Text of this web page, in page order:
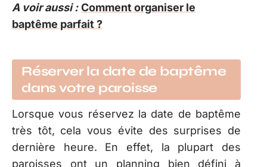
A voir aussi : Comment organiser le
baptême parfait ?
Réserver la date de baptême
dans votre paroisse
Lorsque vous réservez la date de baptême
très tôt, cela vous évite des surprises de
dernière heure. En effet, la plupart des
paroisses ont un planning bien défini à